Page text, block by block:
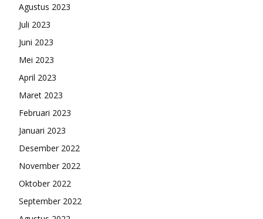
Agustus 2023
Juli 2023
Juni 2023
Mei 2023
April 2023
Maret 2023
Februari 2023
Januari 2023
Desember 2022
November 2022
Oktober 2022
September 2022